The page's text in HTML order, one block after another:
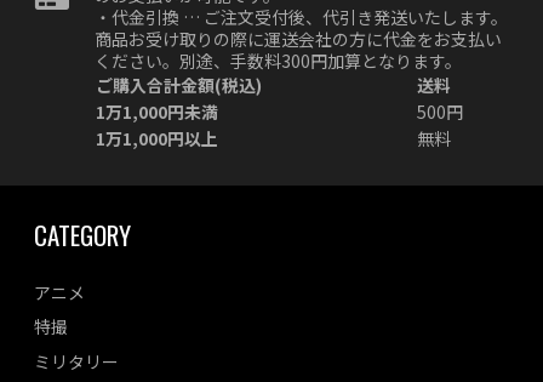
・代金引換 … ご注文受付後、代引き発送いたします。
商品お受け取りの際に運送会社の方に代金をお支払い
ください。別途、手数料300円加算となります。
ご購入合計金額(税込)
送料
1万1,000円未満
500円
1万1,000円以上
無料
CATEGORY
アニメ
特撮
ミリタリー